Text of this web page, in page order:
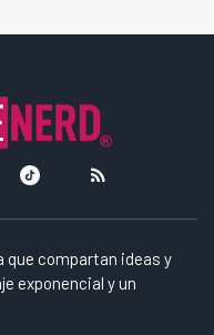
que compartan ideas y
exponencial y un